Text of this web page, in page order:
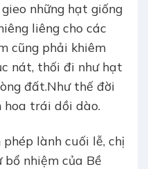
những hạt giống
liêng cho các
cũng phải khiêm
nát, thối đi như hạt
đất.Như thế đời
hoa trái dồi dào.
lành cuối lễ, chị
bổ nhiệm của Bề